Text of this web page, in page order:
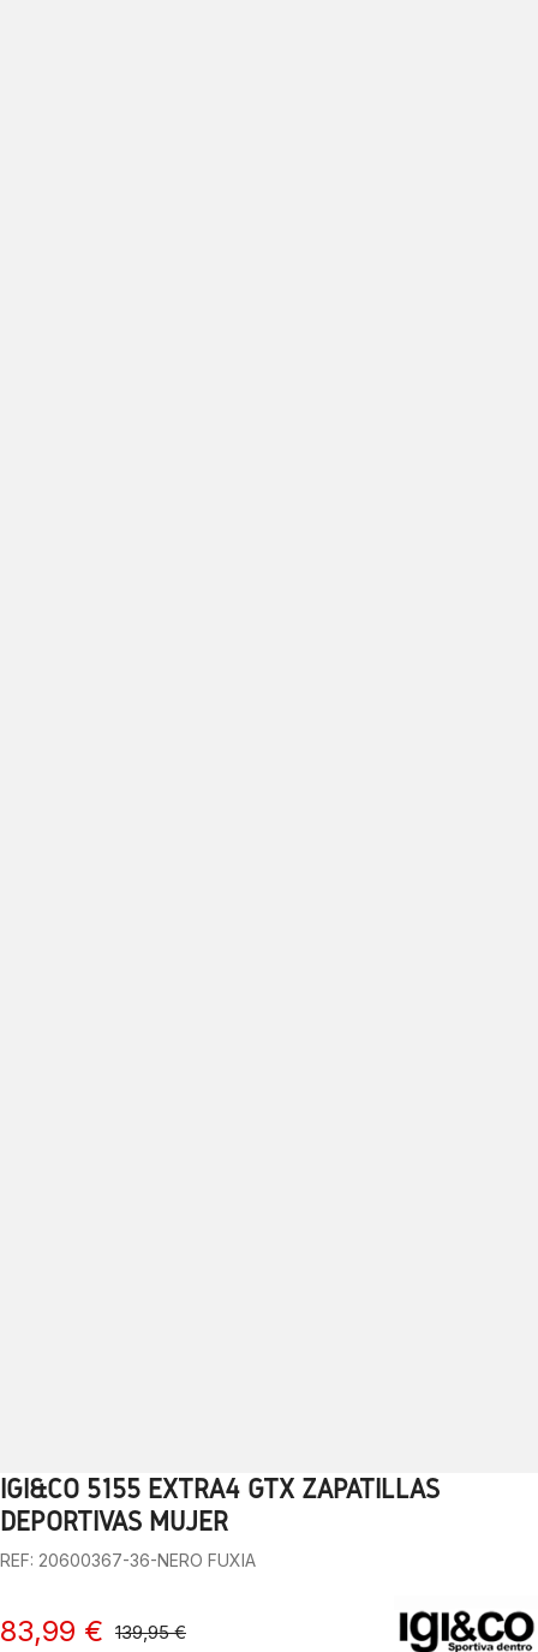
1 2 3 4 5 6 7 8 9
IGI&CO 5155 EXTRA4 GTX ZAPATILLAS
DEPORTIVAS MUJER
REF: 20600367-36-NERO FUXIA
83,99 € 139,95 €